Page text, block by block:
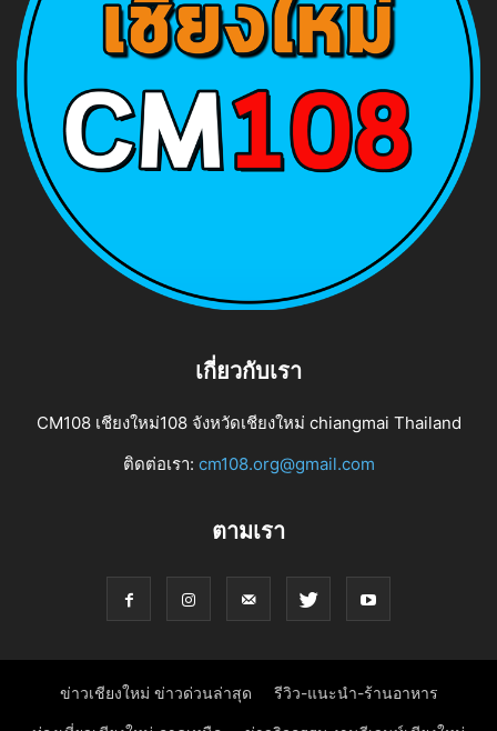
เกี่ยวกับเรา
CM108 เชียงใหม่108 จังหวัดเชียงใหม่ chiangmai Thailand
ติดต่อเรา: cm108.org@gmail.com
ตามเรา
ข่าวเชียงใหม่ ข่าวด่วนล่าสุด รีวิว-แนะนำ-ร้านอาหาร